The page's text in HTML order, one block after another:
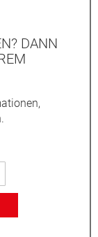
DANN